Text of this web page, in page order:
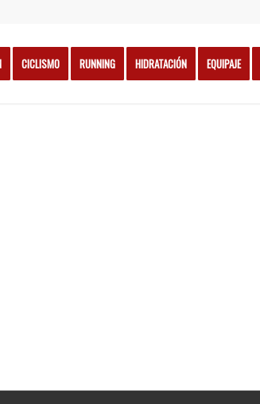
CICLISMO RUNNING HIDRATACIÓN EQUIPAJE